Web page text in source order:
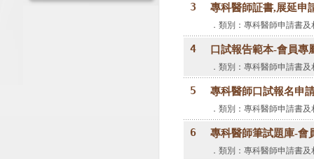
3 專科醫師証書,展延申
．類別：專科醫師申請書
4 口試報告範本-會員專
．類別：專科醫師申請書
5 專科醫師口試報名申
．類別：專科醫師申請書
6 專科醫師筆試題庫-會
．類別：專科醫師申請書